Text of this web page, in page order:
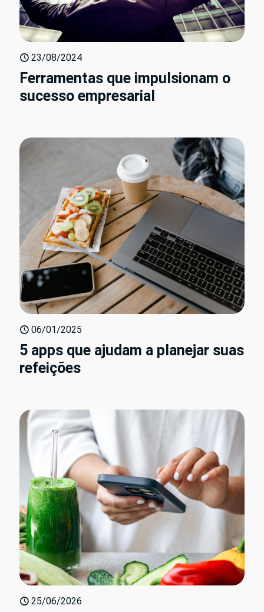
23/08/2024
Ferramentas que impulsionam o
sucesso empresarial
06/01/2025
5 apps que ajudam a planejar suas
refeições
25/06/2026